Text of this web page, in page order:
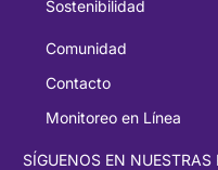
Sostenibilidad
Comunidad
Contacto
Monitoreo en Línea
SÍGUENOS EN NUESTRAS